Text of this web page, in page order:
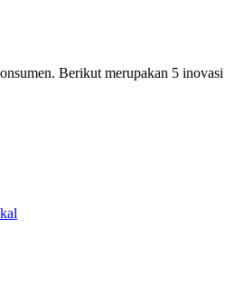
Berikut merupakan 5